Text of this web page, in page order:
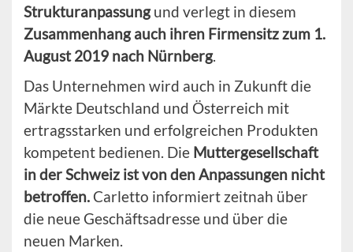
Strukturanpassungund verlegt in diesem
Zusammenhang auch ihren Firmensitz zum 1.
August 2019 nach Nürnberg.
Das Unternehmen wird auch in Zukunft die
Märkte Deutschland und Österreich mit
ertragsstarken und erfolgreichen Produkten
kompetent bedienen. Die Muttergesellschaft
in der Schweiz ist von den Anpassungen nicht
betroffen. Carletto informiert zeitnah über
die neue Geschäftsadresse und über die
neuen Marken.